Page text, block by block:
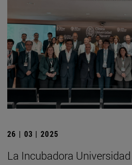
26 | 03 | 2025
La Incubadora